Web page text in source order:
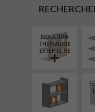
ISOLATION
THERMIQUE
EXTÉRIEURE
RÉAMÉNAGEMENT
INTÉRIEUR